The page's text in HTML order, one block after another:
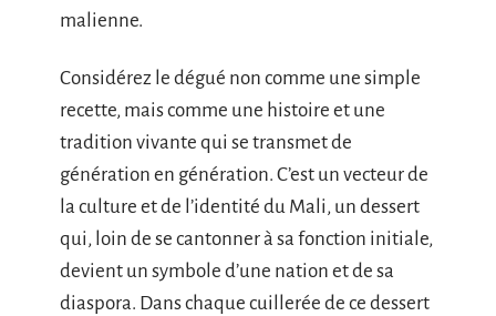
malienne.
Considérez le dégué non comme une simple
recette, mais comme une histoire et une
tradition vivante qui se transmet de
génération en génération. C’est un vecteur de
la culture et de l’identité du Mali, un dessert
qui, loin de se cantonner à sa fonction initiale,
devient un symbole d’une nation et de sa
diaspora. Dans chaque cuillerée de ce dessert